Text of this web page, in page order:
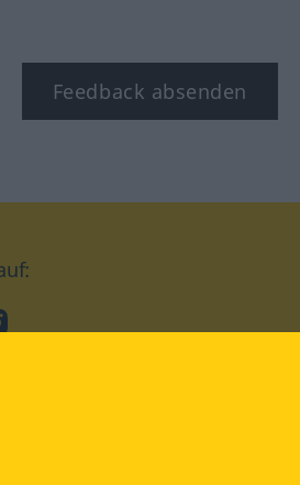
Feedback absenden